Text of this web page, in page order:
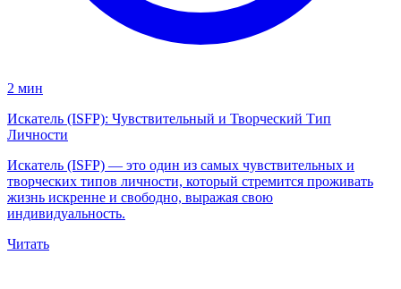
2 мин
Искатель (ISFP): Чувствительный и Творческий Тип
Личности
Искатель (ISFP) — это один из самых чувствительных и
творческих типов личности, который стремится проживать
жизнь искренне и свободно, выражая свою
индивидуальность.
Читать